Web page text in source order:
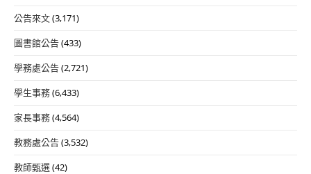
公告來文(3,171)
圖書館公告(433)
學務處公告(2,721)
學生事務(6,433)
家長事務(4,564)
教務處公告(3,532)
教師甄選(42)